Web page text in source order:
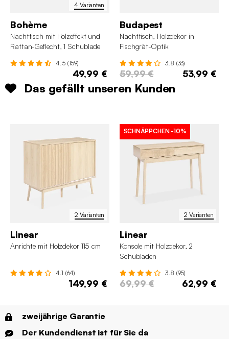
4 Varianten
Bohème
Nachttisch mit Holzeffekt und
Rattan-Geflecht, 1 Schublade
4.5 (159)
49,99 €
Budapest
Nachttisch, Holzdekor in
Fischgrät-Optik
3.8 (33)
59,99 € 53,99 €
Das gefällt unseren Kunden
2 Varianten
Linear
Anrichte mit Holzdekor 115 cm
4.1 (64)
149,99 €
2 Varianten
SCHNÄPPCHEN -10%
Linear
Konsole mit Holzdekor, 2
Schubladen
3.8 (95)
69,99 € 62,99 €
zweijährige Garantie
Der Kundendienst ist für Sie da